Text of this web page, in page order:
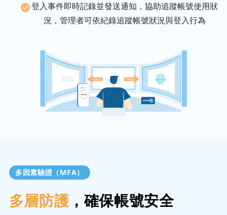
登入事件即時記錄並發送通知，協助追蹤帳號使用狀
況，管理者可依紀錄追蹤帳號狀況與登入行為
多因素驗證（MFA）
多層防護 ，確保帳號安全